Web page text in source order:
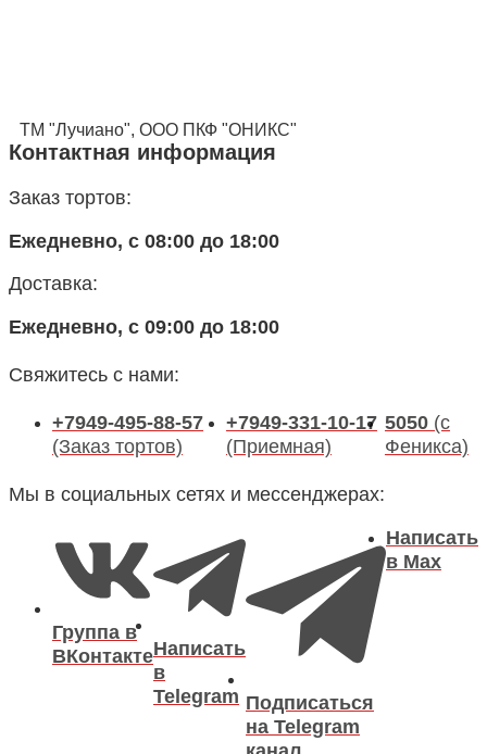
ТМ "Лучиано", ООО ПКФ "ОНИКС"
Контактная информация
Заказ тортов:
Ежедневно, с 08:00 до 18:00
Доставка:
Ежедневно, с 09:00 до 18:00
Свяжитесь с нами:
+7949-495-88-57
(Заказ тортов)
+7949-331-10-17
(Приемная)
5050 (с
Феникса)
Мы в социальных сетях и мессенджерах:
Группа в
ВКонтактеНаписать
в
Telegram Подписаться
на Telegram
Написать
в Max